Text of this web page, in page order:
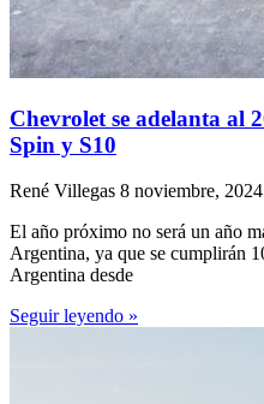
Chevrolet se adelanta al
Spin y S10
René Villegas 8 noviembre, 2024
El año próximo no será un año
Argentina, ya que se cumplirán
Argentina desde
Seguir leyendo »